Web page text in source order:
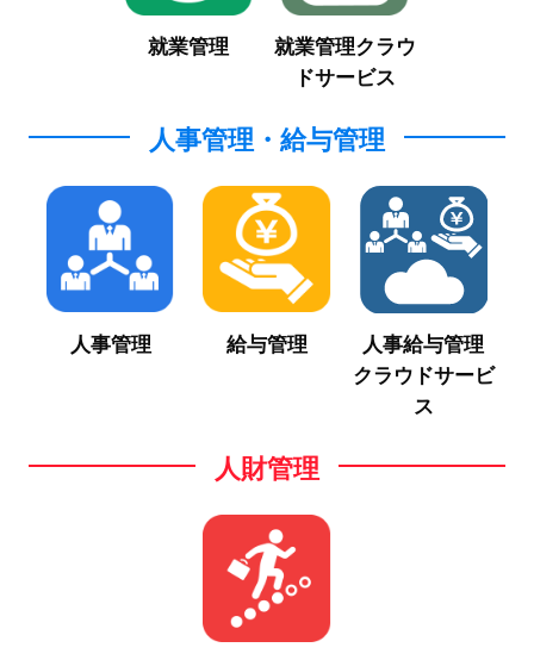
就業管理
就業管理クラウ
ドサービス
人事管理・給与管理
人事管理 給与管理
人事給与管理
クラウドサービ
ス
人財管理